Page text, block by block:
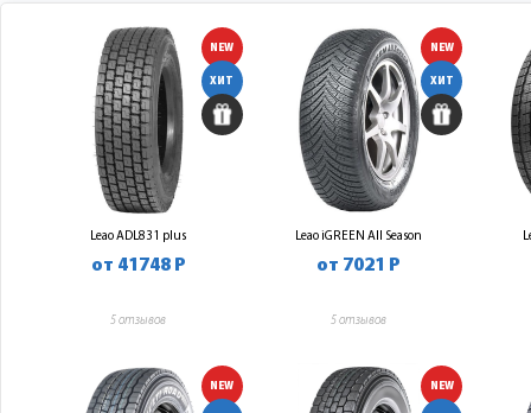
NEW
ХИТ
Leao ADL831 plus
от 41748 Р
5 отзывов
NEW
ХИТ
Leao iGREEN All Season
от 7021 Р
5 отзывов
NEW NEW